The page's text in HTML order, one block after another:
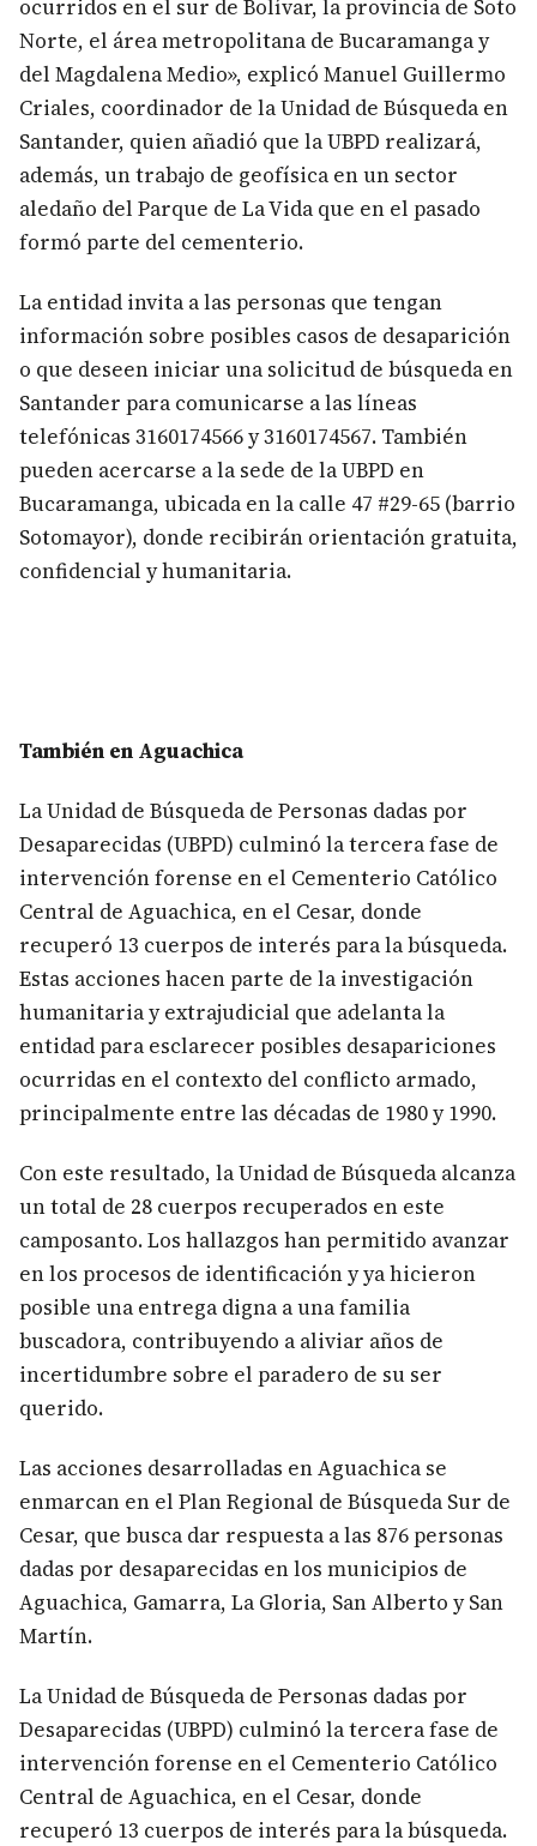
ocurridos en el sur de Bolívar, la provincia de Soto
Norte, el área metropolitana de Bucaramanga y
del Magdalena Medio», explicó Manuel Guillermo
Criales, coordinador de la Unidad de Búsqueda en
Santander, quien añadió que la UBPD realizará,
además, un trabajo de geofísica en un sector
aledaño del Parque de La Vida que en el pasado
formó parte del cementerio.
La entidad invita a las personas que tengan
información sobre posibles casos de desaparición
o que deseen iniciar una solicitud de búsqueda en
Santander para comunicarse a las líneas
telefónicas 3160174566 y 3160174567. También
pueden acercarse a la sede de la UBPD en
Bucaramanga, ubicada en la calle 47 #29-65 (barrio
Sotomayor), donde recibirán orientación gratuita,
confidencial y humanitaria.
También en Aguachica
La Unidad de Búsqueda de Personas dadas por
Desaparecidas (UBPD) culminó la tercera fase de
intervención forense en el Cementerio Católico
Central de Aguachica, en el Cesar, donde
recuperó 13 cuerpos de interés para la búsqueda.
Estas acciones hacen parte de la investigación
humanitaria y extrajudicial que adelanta la
entidad para esclarecer posibles desapariciones
ocurridas en el contexto del conflicto armado,
principalmente entre las décadas de 1980 y 1990.
Con este resultado, la Unidad de Búsqueda alcanza
un total de 28 cuerpos recuperados en este
camposanto. Los hallazgos han permitido avanzar
en los procesos de identificación y ya hicieron
posible una entrega digna a una familia
buscadora, contribuyendo a aliviar años de
incertidumbre sobre el paradero de su ser
querido.
Las acciones desarrolladas en Aguachica se
enmarcan en el Plan Regional de Búsqueda Sur de
Cesar, que busca dar respuesta a las 876 personas
dadas por desaparecidas en los municipios de
Aguachica, Gamarra, La Gloria, San Alberto y San
Martín.
La Unidad de Búsqueda de Personas dadas por
Desaparecidas (UBPD) culminó la tercera fase de
intervención forense en el Cementerio Católico
Central de Aguachica, en el Cesar, donde
recuperó 13 cuerpos de interés para la búsqueda.